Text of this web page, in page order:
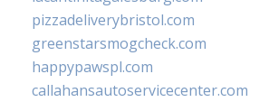
pizzadeliverybristol.com
greenstarsmogcheck.com
happypawspl.com
callahansautoservicecenter.com